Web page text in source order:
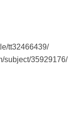
tt32466439/
subject/35929176/